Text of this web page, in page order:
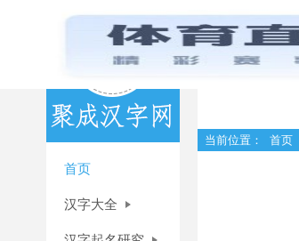
首页
汉字大全
当前位置： 首页